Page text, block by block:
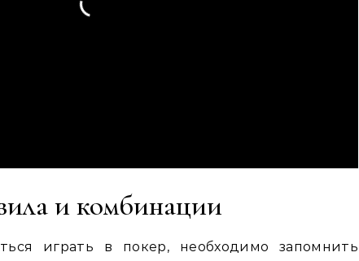
и комбинации
играть в покер, необходимо запомнить